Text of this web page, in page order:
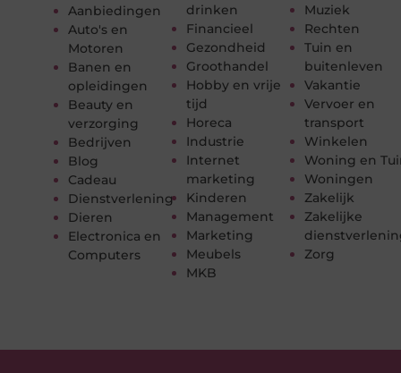
Aanbiedingen
Auto's en
Motoren
Banen en
opleidingen
Beauty en
verzorging
Bedrijven
Blog
Cadeau
Dienstverlening
Dieren
Electronica en
Computers
drinken
Financieel
Gezondheid
Groothandel
Hobby en vrije
tijd
Horeca
Industrie
Internet
marketing
Kinderen
Management
Marketing
Meubels
MKB
Muziek
Rechten
Tuin en
buitenleven
Vakantie
Vervoer en
transport
Winkelen
Woning en
Woningen
Zakelijk
Zakelijke
Zorg